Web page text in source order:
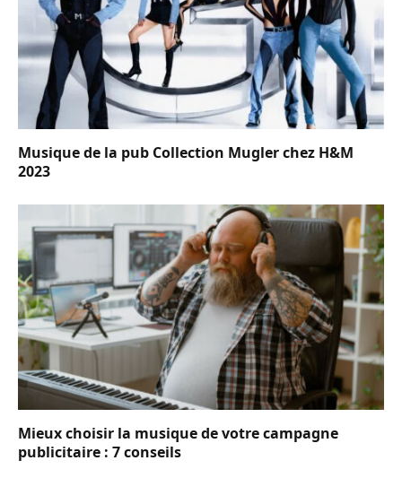
Musique de la pub Collection Mugler chez H&M
2023
Mieux choisir la musique de votre campagne
publicitaire : 7 conseils